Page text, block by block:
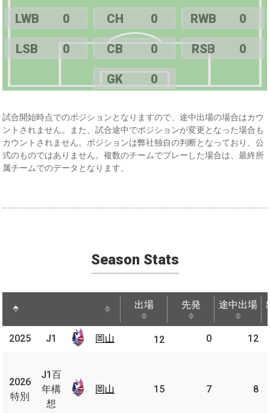
LWB 0 CH 0 RWB 0
LSB 0 CB 0 RSB 0
GK 0
試合開始時点でのポジションとなりますので、途中出場の場合はカウ
ントされません。また、試合途中でポジションが変更となった場合も
カウントされません。ポジションは弊社独自の判断となっており、公
式のものではありません。複数のチームでプレーした場合は、最終所
属チームでのデータとなります。
Season Stats
出場 先発 途中出場
途中出場
2025 岡山 12 0 12
2026
特別
百
年
岡山 15 7 8
2025 J1 岡山
2026
特別
J1百
年構
想
岡山